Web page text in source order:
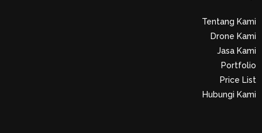
Tentang Kami
Drone Kami
Jasa Kami
Portfolio
Price List
Hubungi Kami